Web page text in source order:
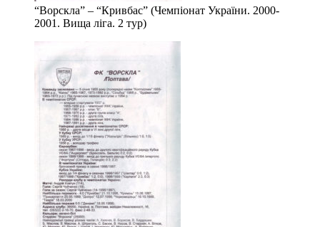
“Ворскла” – “Кривбас” (Чемпіонат України. 2000-
2001. Вища ліга. 2 тур)